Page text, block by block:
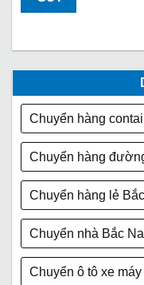
Chuyển hàng
Chuyển hàng
Chuyển hàng lẻ
Chuyển nhà Bắc
Chuyển ô tô xe